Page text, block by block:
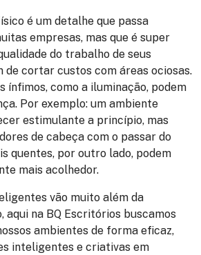
é um detalhe que passa
empresas, mas que é super
do trabalho de seus
de cortar custos com áreas ociosas.
ínfimos, como a iluminação, podem
Por exemplo: um ambiente
estimulante a princípio, mas
de cabeça com o passar do
quentes, por outro lado, podem
mais acolhedor.
vão muito além da
aqui na BQ Escritórios buscamos
ambientes de forma eficaz,
inteligentes e criativas em